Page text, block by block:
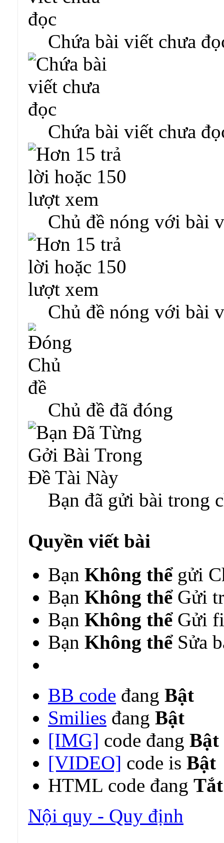
Chứa bài viết chưa
Chứa bài viết chưa
Chủ đề nóng với bài
Chủ đề nóng với bài
Chủ đề đã đóng
Bạn đã gửi bài trong
Quyền viết bài
Bạn Không thểgửi
Bạn Không thểGửi
Bạn Không thểGửi
Bạn Không thểSửa
BB code đang Bật
Smilies đang Bật
[IMG] code đang Bật
[VIDEO] code is Bật
HTML code đang Tắt
Nội quy - Quy định